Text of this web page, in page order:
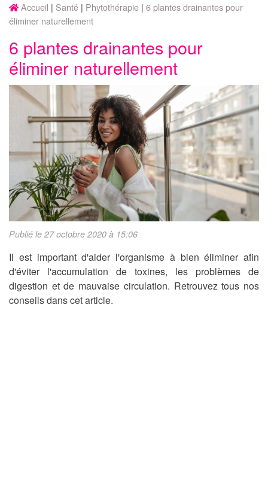
Accueil Santé Phytothérapie 6 plantes drainantes pour
éliminer naturellement
6 plantes drainantes pour
éliminer naturellement
Publié le 27 octobre 2020 à 15:06
Il est important d'aider l'organisme à bien éliminer afin
d'éviter l'accumulation de toxines, les problèmes de
digestion et de mauvaise circulation. Retrouvez tous nos
conseils dans cet article.